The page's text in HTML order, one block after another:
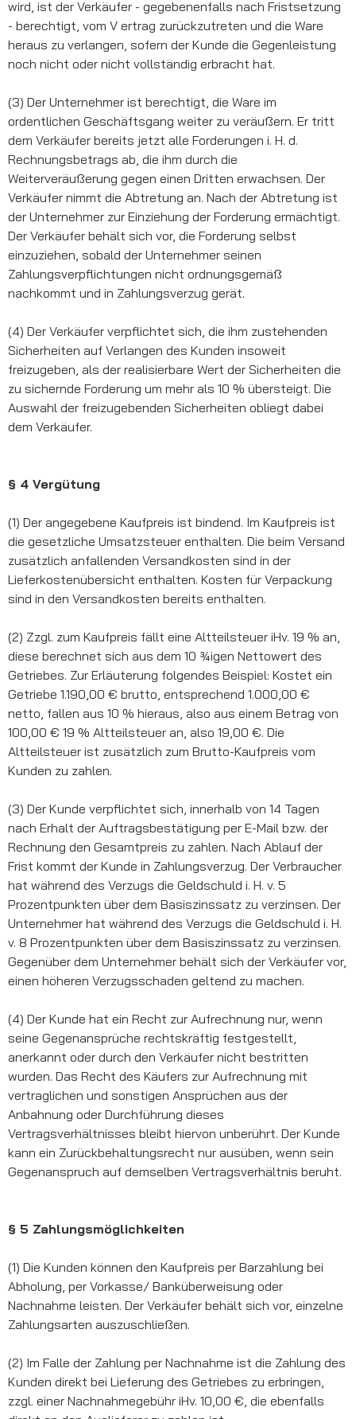
wird, ist der Verkäufer - gegebenenfalls nach Fristsetzung
- berechtigt, vom V ertrag zurückzutreten und die Ware
heraus zu verlangen, sofern der Kunde die Gegenleistung
noch nicht oder nicht vollständig erbracht hat.
(3) Der Unternehmer ist berechtigt, die Ware im
ordentlichen Geschäftsgang weiter zu veräußern. Er tritt
dem Verkäufer bereits jetzt alle Forderungen i. H. d.
Rechnungsbetrags ab, die ihm durch die
Weiterveräußerung gegen einen Dritten erwachsen. Der
Verkäufer nimmt die Abtretung an. Nach der Abtretung ist
der Unternehmer zur Einziehung der Forderung ermächtigt.
Der Verkäufer behält sich vor, die Forderung selbst
einzuziehen, sobald der Unternehmer seinen
Zahlungsverpflichtungen nicht ordnungsgemäß
nachkommt und in Zahlungsverzug gerät.
(4) Der Verkäufer verpflichtet sich, die ihm zustehenden
Sicherheiten auf Verlangen des Kunden insoweit
freizugeben, als der realisierbare Wert der Sicherheiten die
zu sichernde Forderung um mehr als 10 % übersteigt. Die
Auswahl der freizugebenden Sicherheiten obliegt dabei
dem Verkäufer.
§ 4 Vergütung
(1) Der angegebene Kaufpreis ist bindend. Im Kaufpreis ist
die gesetzliche Umsatzsteuer enthalten. Die beim Versand
zusätzlich anfallenden Versandkosten sind in der
Lieferkostenübersicht enthalten. Kosten für Verpackung
sind in den Versandkosten bereits enthalten.
(2) Zzgl. zum Kaufpreis fällt eine Altteilsteuer iHv. 19 % an,
diese berechnet sich aus dem 10 ¾igen Nettowert des
Getriebes. Zur Erläuterung folgendes Beispiel: Kostet ein
Getriebe 1.190,00 € brutto, entsprechend 1.000,00 €
netto, fallen aus 10 % hieraus, also aus einem Betrag von
100,00 € 19 % Altteilsteuer an, also 19,00 €. Die
Altteilsteuer ist zusätzlich zum Brutto-Kaufpreis vom
Kunden zu zahlen.
(3) Der Kunde verpflichtet sich, innerhalb von 14 Tagen
nach Erhalt der Auftragsbestätigung per E-Mail bzw. der
Rechnung den Gesamtpreis zu zahlen. Nach Ablauf der
Frist kommt der Kunde in Zahlungsverzug. Der Verbraucher
hat während des Verzugs die Geldschuld i. H. v. 5
Prozentpunkten über dem Basiszinssatz zu verzinsen. Der
Unternehmer hat während des Verzugs die Geldschuld i. H.
v. 8 Prozentpunkten über dem Basiszinssatz zu verzinsen.
Gegenüber dem Unternehmer behält sich der Verkäufer vor,
einen höheren Verzugsschaden geltend zu machen.
(4) Der Kunde hat ein Recht zur Aufrechnung nur, wenn
seine Gegenansprüche rechtskräftig festgestellt,
anerkannt oder durch den Verkäufer nicht bestritten
wurden. Das Recht des Käufers zur Aufrechnung mit
vertraglichen und sonstigen Ansprüchen aus der
Anbahnung oder Durchführung dieses
Vertragsverhältnisses bleibt hiervon unberührt. Der Kunde
kann ein Zurückbehaltungsrecht nur ausüben, wenn sein
Gegenanspruch auf demselben Vertragsverhältnis beruht.
§ 5 Zahlungsmöglichkeiten
(1) Die Kunden können den Kaufpreis per Barzahlung bei
Abholung, per Vorkasse/ Banküberweisung oder
Nachnahme leisten. Der Verkäufer behält sich vor, einzelne
Zahlungsarten auszuschließen.
(2) Im Falle der Zahlung per Nachnahme ist die Zahlung des
Kunden direkt bei Lieferung des Getriebes zu erbringen,
zzgl. einer Nachnahmegebühr iHv. 10,00 €, die ebenfalls